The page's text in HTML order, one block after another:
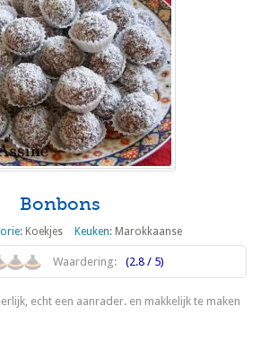
Bonbons
Koekjes Keuken: Marokkaanse
Waardering: (2.8 / 5)
echt een aanrader. en makkelijk te maken